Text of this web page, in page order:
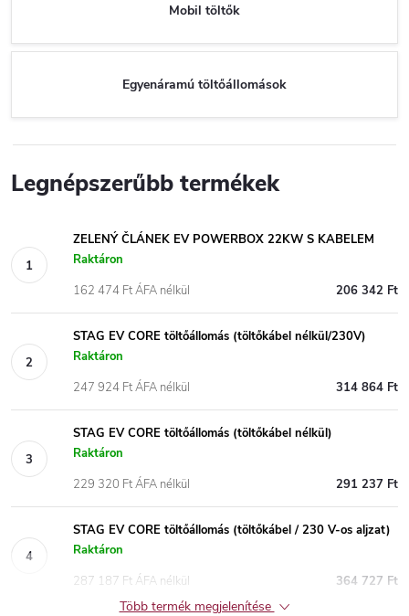
Mobil töltők
Egyenáramú töltőállomások
Legnépszerűbb termékek
ZELENÝ ČLÁNEK EV POWERBOX 22KW S KABELEM
Raktáron
206 342 Ft
162 474 Ft ÁFA nélkül
STAG EV CORE töltőállomás (töltőkábel nélkül/230V)
Raktáron
314 864 Ft
247 924 Ft ÁFA nélkül
STAG EV CORE töltőállomás (töltőkábel nélkül)
Raktáron
291 237 Ft
229 320 Ft ÁFA nélkül
STAG EV CORE töltőállomás (töltőkábel / 230 V-os aljzat)
Raktáron
364 727 Ft
287 187 Ft ÁFA nélkül
Több termék megjelenítése